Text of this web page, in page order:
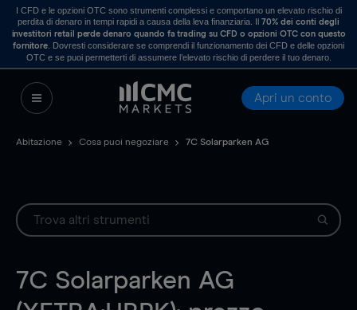
I CFD e le opzioni OTC sono strumenti complessi e comportano un elevato rischio di
perdita di denaro in tempi rapidi a causa della leva finanziaria. Il70% dei conti degli
investitori retail perde denaro quando fa trading su CFD o opzioni OTC con questo
fornitore . Dovresti considerare se comprendi il funzionamento dei CFD e delle opzioni
OTC e se puoi permetterti di assumere l’elevato rischio di perdere il tuo denaro.
Apri un conto
Abitazione Cosa puoi negoziare 7C Solarparken AG
7C Solarparken AG